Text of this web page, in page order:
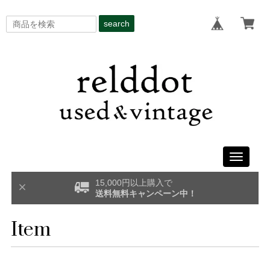
search
Toggle
15,000円以上購入で
送料無料キャンペーン中！
Item